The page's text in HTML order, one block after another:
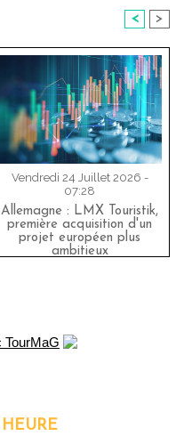
< >
Vendredi 24 Juillet 2026 -
07:28
Allemagne : LMX Touristik,
première acquisition d'un
projet européen plus
ambitieux
HEURE